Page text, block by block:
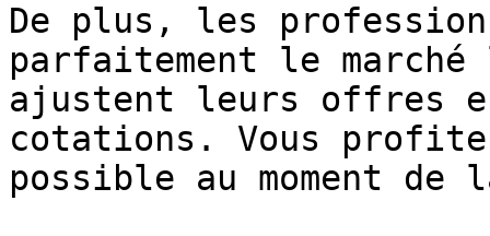
De plus, les
parfaitement le
ajustent leurs offres
cotations. Vous
possible au moment de